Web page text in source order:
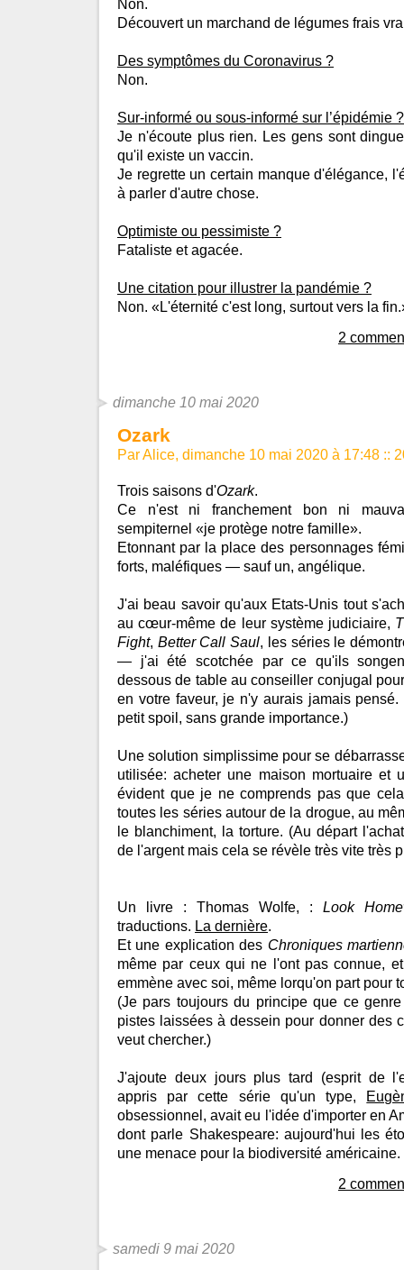
Non.
Découvert un marchand de légumes frais
Des symptômes du Coronavirus ?
Non.
Sur-informé ou sous-informé sur l’épidémie ?
Je n'écoute plus rien. Les gens sont
qu'il existe un vaccin.
Je regrette un certain manque d'élégance,
à parler d'autre chose.
Optimiste ou pessimiste ?
Fataliste et agacée.
Une citation pour illustrer la pandémie ?
Non. «L'éternité c'est long, surtout vers la
2
dimanche 10 mai 2020
Ozark
Par Alice, dimanche 10 mai 2020 à 17:48 ::
Trois saisons d'Ozark.
Ce n'est ni franchement bon ni
sempiternel «je protège notre famille».
Etonnant par la place des personnages
forts, maléfiques — sauf un, angélique.
J'ai beau savoir qu'aux Etats-Unis tout
au cœur-même de leur système judiciaire,
Fight, Better Call Saul, les séries le
— j'ai été scotchée par ce qu'ils
dessous de table au conseiller conjugal
en votre faveur, je n'y aurais jamais
petit spoil, sans grande importance.)
Une solution simplissime pour se
utilisée: acheter une maison mortuaire et
évident que je ne comprends pas que
toutes les séries autour de la drogue, au
le blanchiment, la torture. (Au départ
de l'argent mais cela se révèle très vite très
Un livre : Thomas Wolfe, : Look
traductions. La dernière.
Et une explication des Chroniques
même par ceux qui ne l'ont pas connue,
emmène avec soi, même lorqu'on part pour
(Je pars toujours du principe que ce
pistes laissées à dessein pour donner des
veut chercher.)
J'ajoute deux jours plus tard (esprit de
appris par cette série qu'un type,
obsessionnel, avait eu l'idée d'importer en
dont parle Shakespeare: aujourd'hui les
une menace pour la biodiversité américaine.
2
samedi 9 mai 2020